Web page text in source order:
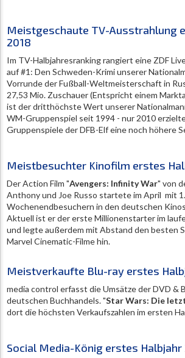
Meistgeschaute TV-Ausstrahlung
2018
Im TV-Halbjahresranking rangiert eine ZDF
auf #1: Den Schweden-Krimi unserer
Vorrunde der Fußball-Weltmeisterschaft in
27,53 Mio. Zuschauer (Entspricht einem
ist der dritthöchste Wert unserer
WM-Gruppenspiel seit 1994 - nur 2010
Gruppenspiele der DFB-Elf eine noch höhere
Meistbesuchter Kinofilm erstes
Der Action Film "Avengers: Infinity War" von
Anthony und Joe Russo startete im April mit
Wochenendbesuchern in den deutschen
Aktuell ist er der erste Millionenstarter im
und legte außerdem mit Abstand den besten
Marvel Cinematic-Filme hin.
Meistverkaufte Blu-ray erstes
media control erfasst die Umsätze der DVD &
deutschen Buchhandels. "Star Wars: Die
dort die höchsten Verkaufszahlen im ersten
Social Media-König erstes